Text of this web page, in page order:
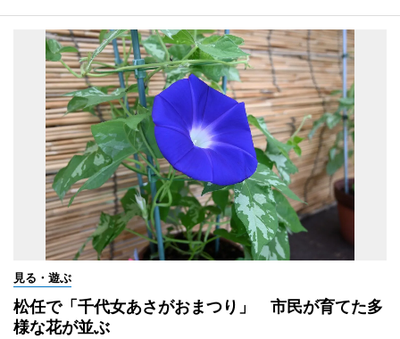
見る・遊ぶ
松任で「千代女あさがおまつり」 市民が育てた多
様な花が並ぶ